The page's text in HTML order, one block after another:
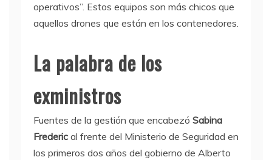
operativos”. Estos equipos son más chicos que
aquellos drones que están en los contenedores.
La palabra de los
exministros
Fuentes de la gestión que encabezó Sabina
Frederic al frente del Ministerio de Seguridad en
los primeros dos años del gobierno de Alberto